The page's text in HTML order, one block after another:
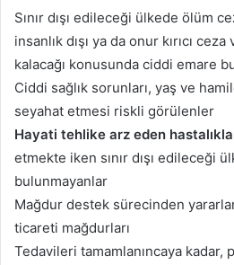
Sınır dışı edileceği ülkede ölüm
insanlık dışı ya da onur kırıcı
kalacağı konusunda ciddi emare
Ciddi sağlık sorunları, yaş ve
seyahat etmesi riskli görülenler
Hayati tehlike arz eden
etmekte iken sınır dışı edileceği
bulunmayanlar
Mağdur destek sürecinden
ticareti mağdurları
Tedavileri tamamlanıncaya